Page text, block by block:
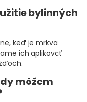
bylinných
keď je mrkva
ich aplikovať
môžem